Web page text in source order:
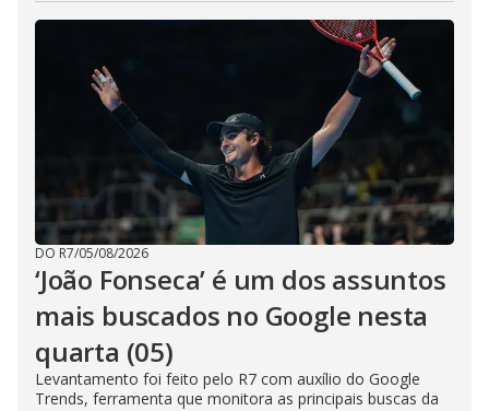
DO R7/05/08/2026
‘João Fonseca’ é um dos assuntos
mais buscados no Google nesta
quarta (05)
Levantamento foi feito pelo R7 com auxílio do Google
Trends, ferramenta que monitora as principais buscas da